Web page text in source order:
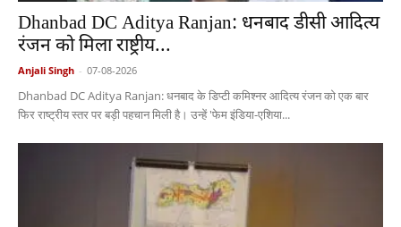
Dhanbad DC Aditya Ranjan: धनबाद डीसी आदित्य
रंजन को मिला राष्ट्रीय...
Anjali Singh - 07-08-2026
Dhanbad DC Aditya Ranjan: धनबाद के डिप्टी कमिश्नर आदित्य रंजन को एक बार
फिर राष्ट्रीय स्तर पर बड़ी पहचान मिली है। उन्हें 'फेम इंडिया-एशिया...